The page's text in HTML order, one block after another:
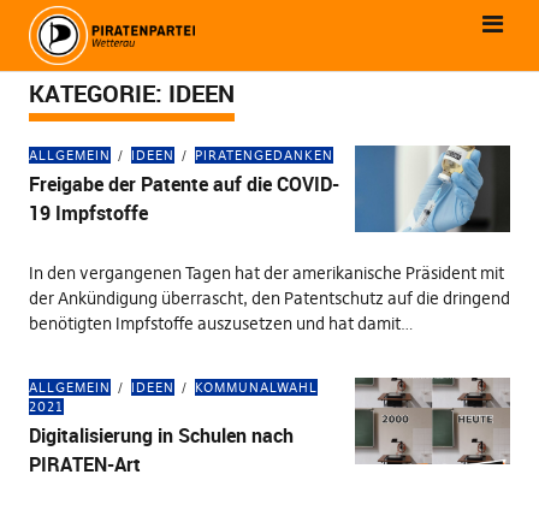
KATEGORIE: IDEEN
ALLGEMEIN IDEEN PIRATENGEDANKEN
Freigabe der Patente auf die COVID-
19 Impfstoffe
In den vergangenen Tagen hat der amerikanische Präsident mit
der Ankündigung überrascht, den Patentschutz auf die dringend
benötigten Impfstoffe auszusetzen und hat damit…
ALLGEMEIN IDEEN
KOMMUNALWAHL
2021
Digitalisierung in Schulen nach
PIRATEN-Art